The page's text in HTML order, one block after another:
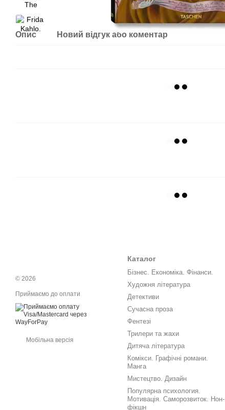
Опис Новий відгук або коментар
© 2026
Приймаємо до оплати
Мобільна версія
Каталог
Бізнес. Економіка. Фінанси.
Художня література
Детективи
Сучасна проза
Фентезі
Трилери та жахи
Дитяча література
Комікси. Графічні романи.
Манга
Мистецтво. Дизайн
Популярна психология.
Мотивація. Саморозвиток. Нон-
фікшн